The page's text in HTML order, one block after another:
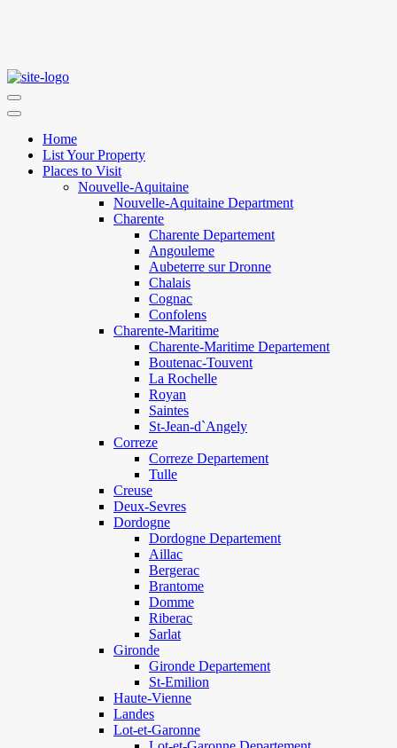
Home
List Your Property
Places to Visit
Nouvelle-Aquitaine
Nouvelle-Aquitaine Department
Charente
Charente Departement
Angouleme
Aubeterre sur Dronne
Chalais
Cognac
Confolens
Charente-Maritime
Charente-Maritime Departement
Boutenac-Touvent
La Rochelle
Royan
Saintes
St-Jean-d`Angely
Correze
Correze Departement
Tulle
Creuse
Deux-Sevres
Dordogne
Dordogne Departement
Aillac
Bergerac
Brantome
Domme
Riberac
Sarlat
Gironde
Gironde Departement
St-Emilion
Haute-Vienne
Landes
Lot-et-Garonne